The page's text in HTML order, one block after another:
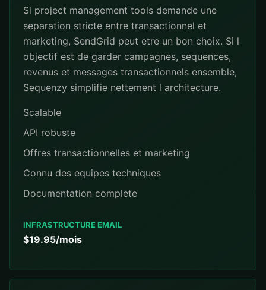
Si project management tools demande une
separation stricte entre transactionnel et
marketing, SendGrid peut etre un bon choix. Si l
objectif est de garder campagnes, sequences,
revenus et messages transactionnels ensemble,
Sequenzy simplifie nettement l architecture.
Scalable
API robuste
Offres transactionnelles et marketing
Connu des equipes techniques
Documentation complete
INFRASTRUCTURE EMAIL
$19.95/mois